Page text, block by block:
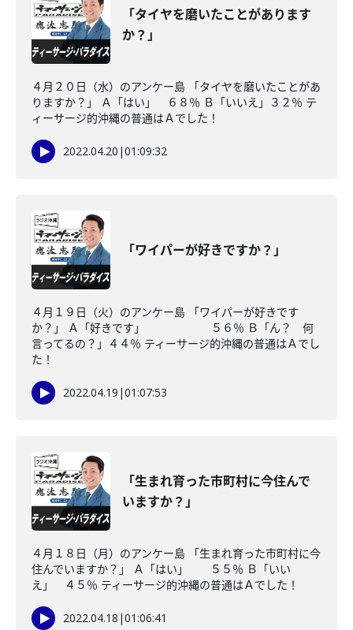
「タイヤを磨いたことがあります
か？」
４月２０日（水）のアンケー島 「タイヤを磨いたことがあ
りますか？」 Ａ「はい」 ６８％ Ｂ「いいえ」３２％ テ
ィーサージ的沖縄の普通はＡでした！
2022.04.20 |01:09:32
「ワイパーが好きですか？」
４月１９日（火）のアンケー島 「ワイパーが好きです
か？」 Ａ「好きです」 ５６％ Ｂ「ん？ 何
言ってるの？」４４％ ティーサージ的沖縄の普通はＡでし
た！
2022.04.19 |01:07:53
「生まれ育った市町村に今住んで
いますか？」
４月１８日（月）のアンケー島 「生まれ育った市町村に今
住んでいますか？」 Ａ「はい」 ５５％ Ｂ「いい
え」 ４５％ ティーサージ的沖縄の普通はＡでした！
2022.04.18 |01:06:41